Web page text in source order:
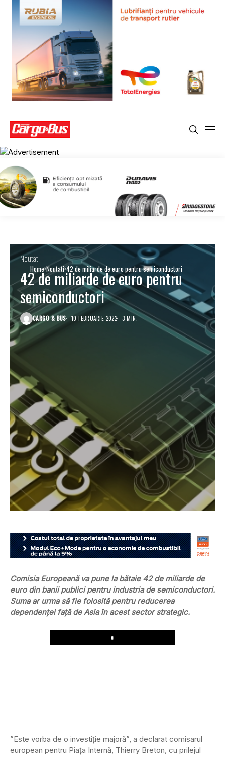
Home Noutati 42 de miliarde de euro pentru semiconductori
Noutati
42 de miliarde de euro pentru
semiconductori
CARGO & BUS 10 FEBRUARIE 2022 3 MIN.
Comisia Europeană va pune la bătaie 42 de miliarde de
euro din banii publici pentru industria de semiconductori.
Suma ar urma să fie folosită pentru reducerea
dependenţei faţă de Asia în acest sector strategic.
Play
”Este vorba de o investiţie majoră”, a declarat comisarul
european pentru Piaţa Internă, Thierry Breton, cu prilejul